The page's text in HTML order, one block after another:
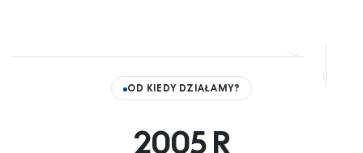
OD KIEDY DZIAŁAMY?
R
2005